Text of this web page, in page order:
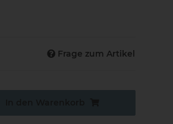
Frage zum Artikel